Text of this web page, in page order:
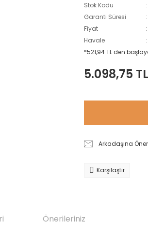
Stok Kodu
Garanti Süresi
Fiyat
Havale
*521,94 TL den
5.098,75 TL
Arkadaşına Öner
Karşılaştır
Önerileriniz